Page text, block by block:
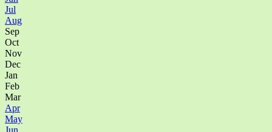
Jul
Aug
Sep
Oct
Nov
Dec
Jan
Feb
Mar
Apr
May
Jun